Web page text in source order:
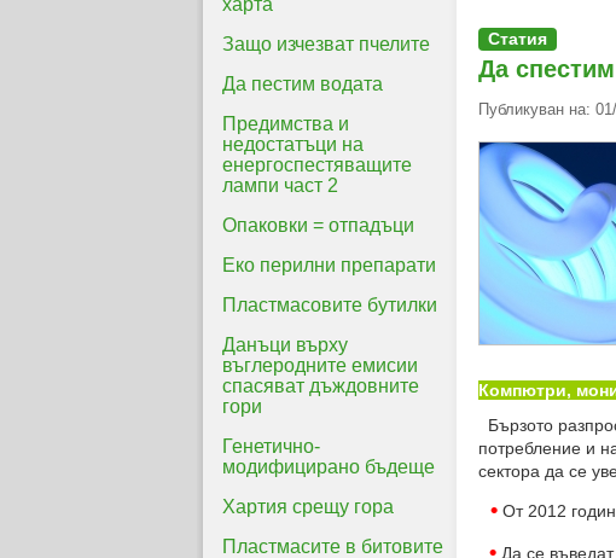
харта
Защо изчезват пчелите
Да пестим водата
Предимства и
недостатъци на
енергоспестяващите
лампи част 2
Опаковки = отпадъци
Еко перилни препарати
Пластмасовите бутилки
Данъци върху
въглеродните емисии
спасяват дъждовните
гори
Генетично-
модифицирано бъдеще
Хартия срещу гора
Пластмасите в битовите
Статия
Да
Публикуван на:
Компютри,
Бързото
потребление и
сектора да се
• От 2012
• Да се